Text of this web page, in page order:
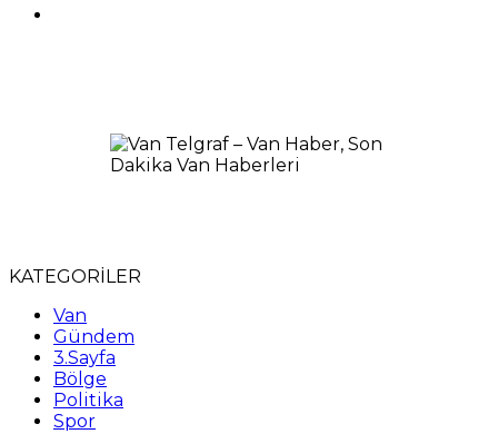
KATEGORİLER
Van
Gündem
3.Sayfa
Bölge
Politika
Spor